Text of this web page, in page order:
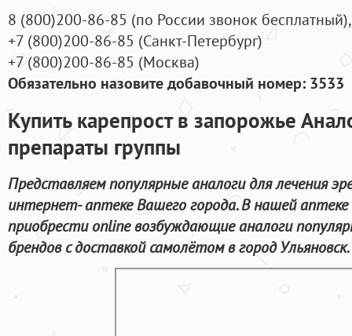
8 (800)200-86-85 (по России звонок бесплатный),
+7 (800)200-86-85 (Санкт-Петербург)
+7 (800)200-86-85 (Москва)
Обязательно назовите добавочный номер: 3533
Купить карепрост в запорожье
препараты группы
Представляем популярные аналоги для лечения
интернет- аптеке Вашего города. В нашей
приобрести online возбуждающие аналоги
брендов с доставкой самолётом в город Ульяновск.